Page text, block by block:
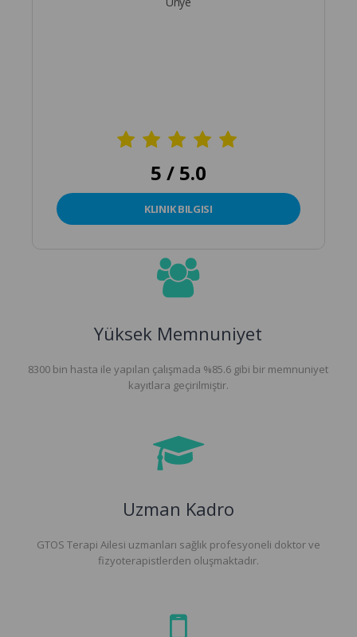
5 / 5.0
KLINIK BILGISI
Yüksek Memnuniyet
8300 bin hasta ile yapılan çalışmada %85.6 gibi bir memnuniyet
kayıtlara geçirilmiştir.
Uzman Kadro
GTOS Terapi Ailesi uzmanları sağlık profesyoneli doktor ve
fizyoterapistlerden oluşmaktadır.